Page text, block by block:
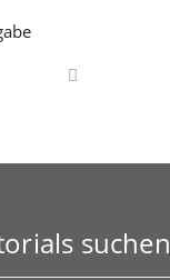
suchen